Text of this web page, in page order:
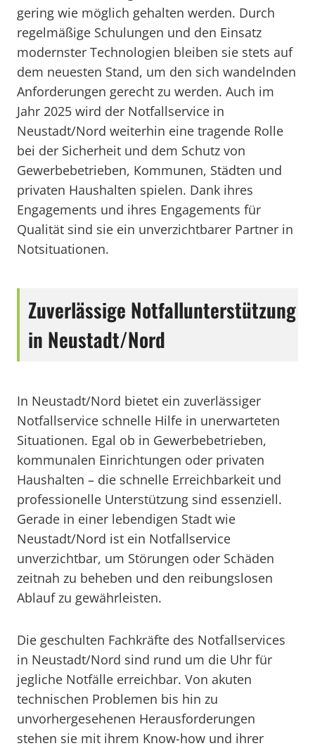
gering wie möglich gehalten werden. Durch
regelmäßige Schulungen und den Einsatz
modernster Technologien bleiben sie stets auf
dem neuesten Stand, um den sich wandelnden
Anforderungen gerecht zu werden. Auch im
Jahr 2025 wird der Notfallservice in
Neustadt/Nord weiterhin eine tragende Rolle
bei der Sicherheit und dem Schutz von
Gewerbebetrieben, Kommunen, Städten und
privaten Haushalten spielen. Dank ihres
Engagements und ihres Engagements für
Qualität sind sie ein unverzichtbarer Partner in
Notsituationen.
Zuverlässige Notfallunterstützung
in Neustadt/Nord
In Neustadt/Nord bietet ein zuverlässiger
Notfallservice schnelle Hilfe in unerwarteten
Situationen. Egal ob in Gewerbebetrieben,
kommunalen Einrichtungen oder privaten
Haushalten – die schnelle Erreichbarkeit und
professionelle Unterstützung sind essenziell.
Gerade in einer lebendigen Stadt wie
Neustadt/Nord ist ein Notfallservice
unverzichtbar, um Störungen oder Schäden
zeitnah zu beheben und den reibungslosen
Ablauf zu gewährleisten.
Die geschulten Fachkräfte des Notfallservices
in Neustadt/Nord sind rund um die Uhr für
jegliche Notfälle erreichbar. Von akuten
technischen Problemen bis hin zu
unvorhergesehenen Herausforderungen
stehen sie mit ihrem Know-how und ihrer